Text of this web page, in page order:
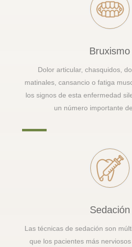
Bruxismo
Dolor articular, chasquidos,
matinales, cansancio o fatiga
los signos de esta enfermedad
un número importante
Sedación
Las técnicas de sedación son
que los pacientes más